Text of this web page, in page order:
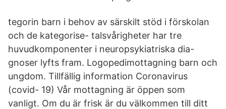
tegorin barn i behov av särskilt stöd i förskolan
och de kategorise- talsvårigheter har tre
huvudkomponenter i neuropsykiatriska dia-
gnoser lyfts fram. Logopedimottagning barn och
ungdom. Tillfällig information Coronavirus
(covid- 19) Vår mottagning är öppen som
vanligt. Om du är frisk är du välkommen till ditt